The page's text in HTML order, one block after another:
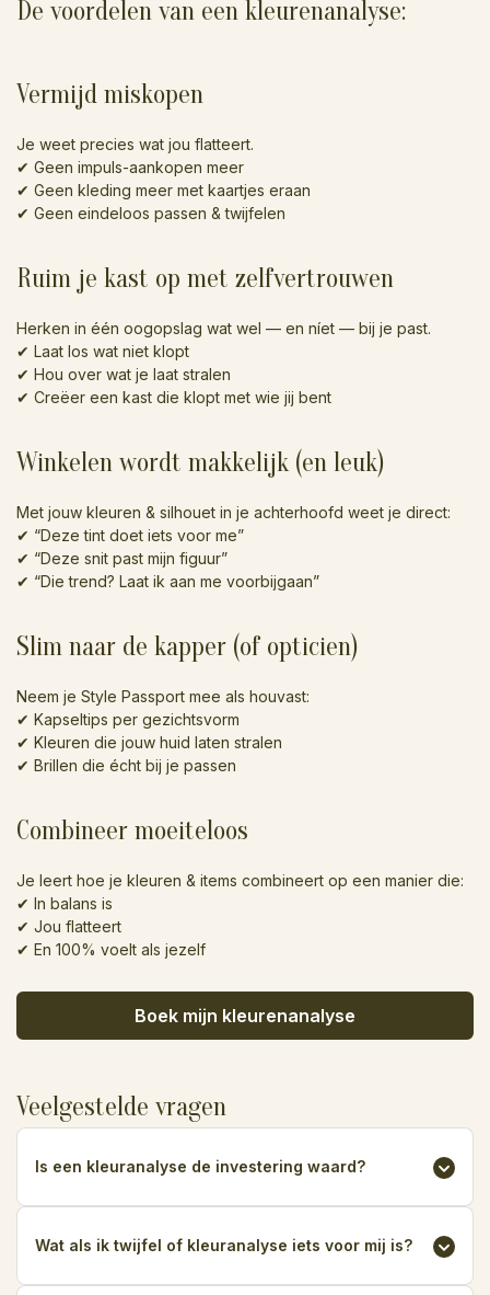
De voordelen van een kleurenanalyse:
Vermijd miskopen
Je weet precies wat jou flatteert.
✔ Geen impuls-aankopen meer
✔ Geen kleding meer met kaartjes eraan
✔ Geen eindeloos passen & twijfelen
Ruim je kast op met zelfvertrouwen
Herken in één oogopslag wat wel — en níet — bij je past.
✔ Laat los wat niet klopt
✔ Hou over wat je laat stralen
✔ Creëer een kast die klopt met wie jij bent
Winkelen wordt makkelijk (en leuk)
Met jouw kleuren & silhouet in je achterhoofd weet je direct:
✔ “Deze tint doet iets voor me”
✔ “Deze snit past mijn figuur”
✔ “Die trend? Laat ik aan me voorbijgaan”
Slim naar de kapper (of opticien)
Neem je Style Passport mee als houvast:
✔ Kapseltips per gezichtsvorm
✔ Kleuren die jouw huid laten stralen
✔ Brillen die écht bij je passen
Combineer moeiteloos
Je leert hoe je kleuren & items combineert op een manier die:
✔ In balans is
✔ Jou flatteert
✔ En 100% voelt als jezelf
Boek mijn kleurenanalyse
Veelgestelde vragen
Is een kleuranalyse de investering waard?
Absoluut! Een kleuranalyse is een eenmalige investering
me dat ze het bedrag binnen enkele maanden hebben
Wat als ik twijfel of kleuranalyse iets voor mij is?
Veel mensen twijfelen vooraf, maar vrijwel iedereen is na